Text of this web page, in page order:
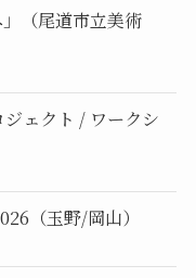
（尾道市立美術
ェクト / ワークシ
（玉野/岡山）